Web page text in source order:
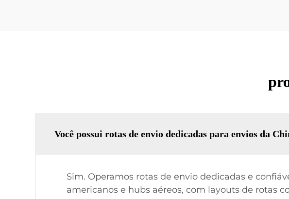
Você possui rotas de envio dedicadas para envios da
Sim. Operamos rotas de envio dedicadas e
americanos e hubs aéreos, com layouts de rotas